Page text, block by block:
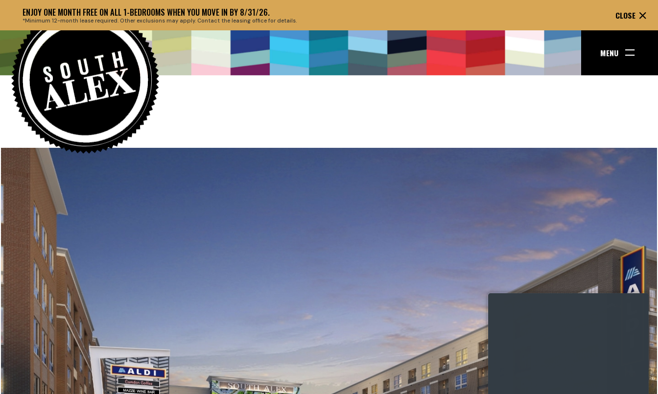
ENJOY ONE MONTH FREE ON ALL 1-BEDROOMS WHEN YOU MOVE IN BY 8/31/26.
*Minimum 12-month lease required. Other exclusions may apply. Contact the leasing office for details. CLOSE
MENU
Back to floor plans
HEADLINE ABOUT THE EVENT GOES
HERE AT THIS SPOT OF TWO LINES.